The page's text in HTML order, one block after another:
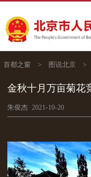
首都之窗 > 图说北京 >
金秋十月万亩菊花
朱俊杰 2021-10-20